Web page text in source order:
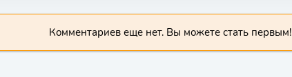
Комментариев еще нет. Вы можете стать первым!